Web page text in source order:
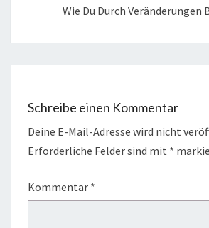
Wie Du Durch Veränderungen
Schreibe einen Kommentar
Deine E-Mail-Adresse wird nicht
Erforderliche Felder sind mit *
Kommentar *